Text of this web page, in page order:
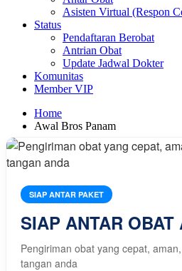
Asisten Virtual (Respon
Status
Pendaftaran Berobat
Antrian Obat
Update Jadwal Dokter
Komunitas
Member VIP
Home
Awal Bros Panam
SIAP ANTAR PAKET
SIAP ANTAR OBAT
Pengiriman obat yang cepat,
tangan anda